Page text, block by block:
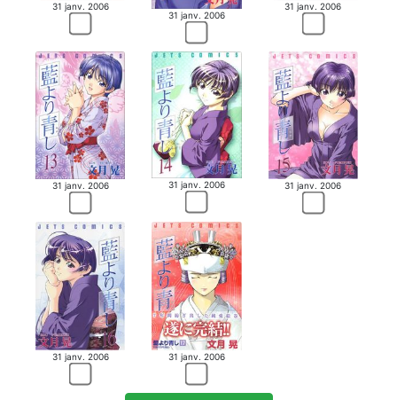
31 janv. 2006
31 janv. 2006
31 janv. 2006
31 janv. 2006 31 janv. 2006 31 janv. 2006
31 janv. 2006 31 janv. 2006